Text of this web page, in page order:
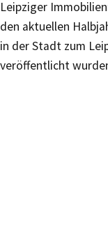
Leipziger
den aktuellen
in der Stadt zum
veröffentlicht